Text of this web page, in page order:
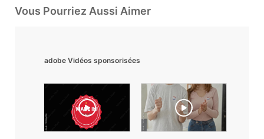
Vous Pourriez Aussi Aimer
adobe Vidéos sponsorisées